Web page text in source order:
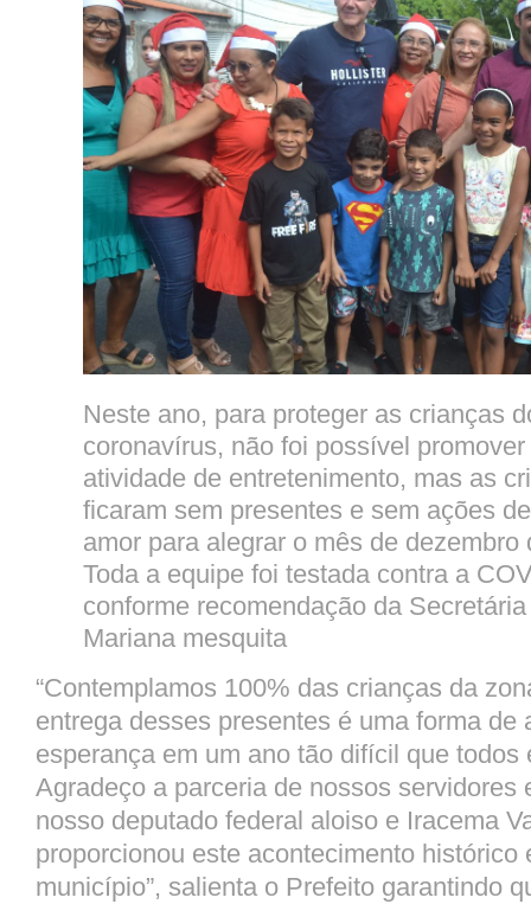
Neste ano, para proteger as crianças
coronavírus, não foi possível
atividade de entretenimento, mas as
ficaram sem presentes e sem ações
amor para alegrar o mês de dezembro
Toda a equipe foi testada contra a
conforme recomendação da
Mariana mesquita
“Contemplamos 100% das crianças da
entrega desses presentes é uma forma de
esperança em um ano tão difícil que todos
Agradeço a parceria de nossos servidores
nosso deputado federal aloiso e Iracema
proporcionou este acontecimento histórico
município”, salienta o Prefeito garantindo